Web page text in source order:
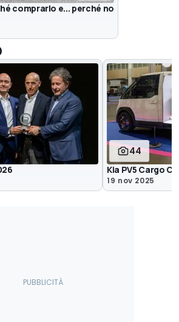
comprarlo e... perché no
44
Kia PV5 Cargo
19 nov 2025